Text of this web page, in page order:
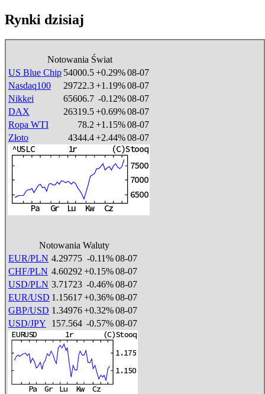
Rynki dzisiaj
Notowania Świat
US Blue Chip 54000.5+0.29%08-07
Nasdaq100
29722.3+1.19%08-07
Nikkei
65606.7 -0.12%08-07
DAX
26319.5+0.69%08-07
Ropa WTI
78.2+1.15%08-07
Złoto
4344.4+2.44%08-07
Notowania Waluty
EUR/PLN 4.29775 -0.11%08-07
CHF/PLN 4.60292+0.15%08-07
USD/PLN 3.71723 -0.46%08-07
EUR/USD 1.15617+0.36%08-07
GBP/USD 1.34976+0.32%08-07
USD/JPY
157.564 -0.57%08-07